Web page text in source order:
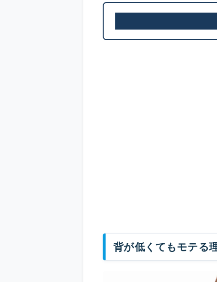
背が低くてもモテる